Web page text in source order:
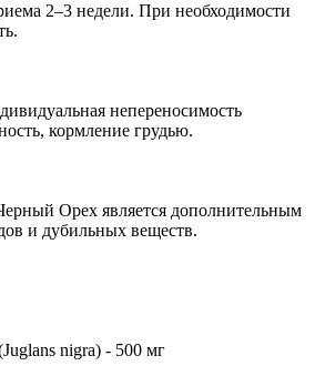
2–3 недели. При необходимости
непереносимость
кормление грудью.
Орех является дополнительным
и дубильных веществ.
nigra) - 500 мг